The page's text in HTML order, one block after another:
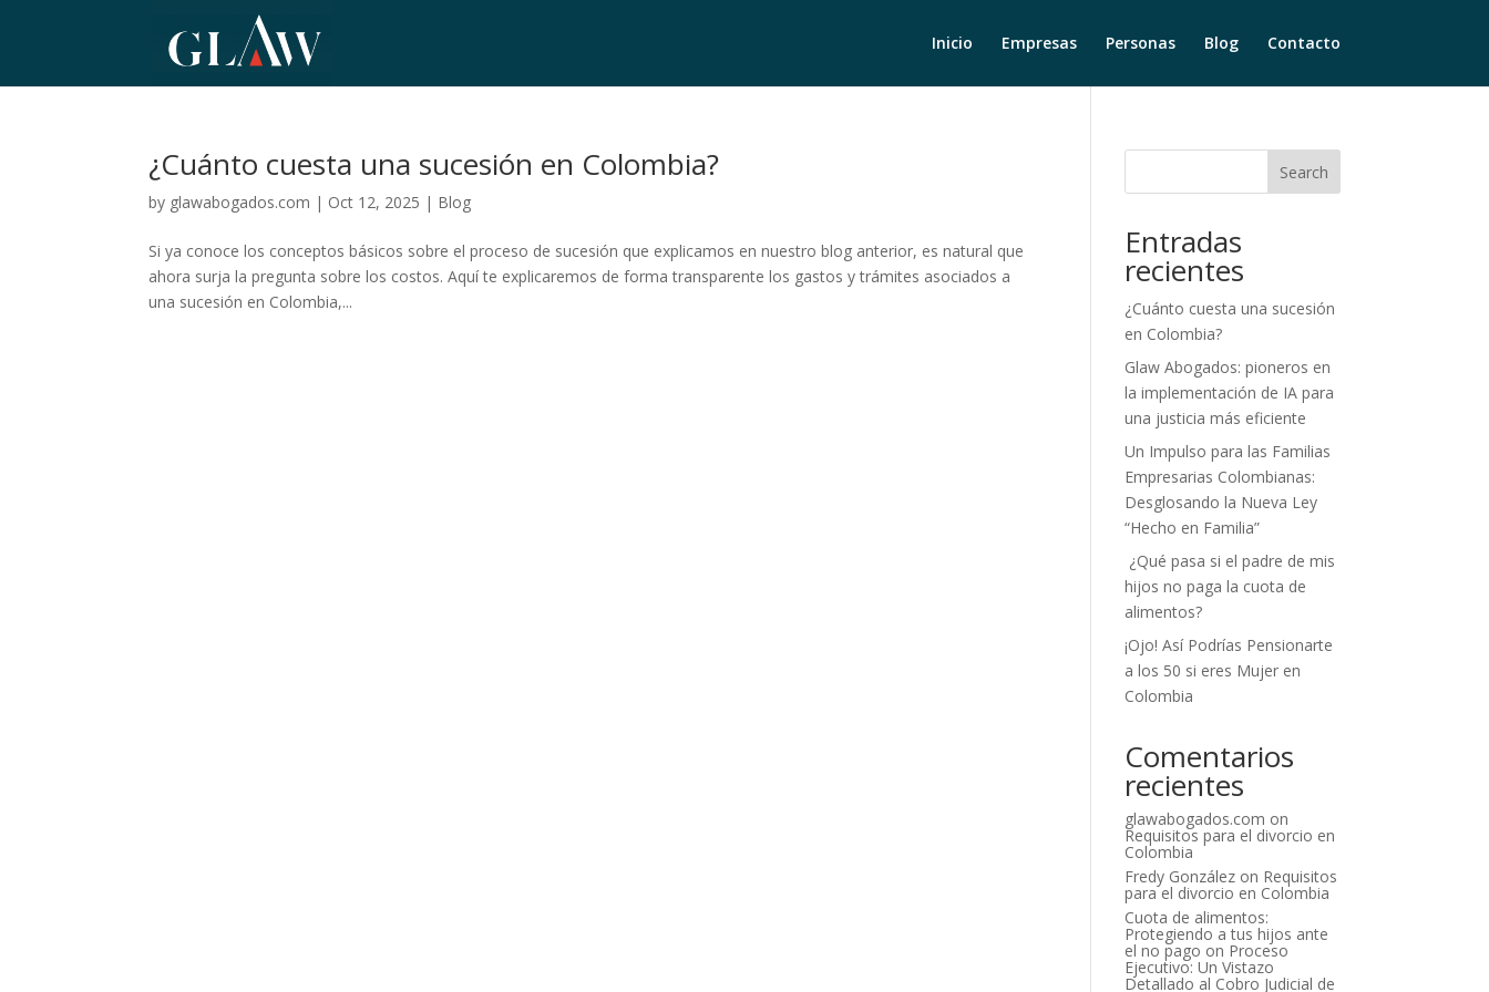
Inicio Empresas Personas Blog Contacto
¿Cuánto cuesta una sucesión en Colombia?
by glawabogados.com | Oct 12, 2025 | Blog
Si ya conoce los conceptos básicos sobre el proceso de sucesión que explicamos en nuestro blog anterior, es natural que
ahora surja la pregunta sobre los costos. Aquí te explicaremos de forma transparente los gastos y trámites asociados a
una sucesión en Colombia,...
Search
Entradas
recientes
¿Cuánto cuesta una sucesión
en Colombia?
Glaw Abogados: pioneros en
la implementación de IA para
una justicia más eficiente
Un Impulso para las Familias
Empresarias Colombianas:
Desglosando la Nueva Ley
“Hecho en Familia”
¿Qué pasa si el padre de mis
hijos no paga la cuota de
alimentos?
¡Ojo! Así Podrías Pensionarte
a los 50 si eres Mujer en
Colombia
Comentarios
recientes
glawabogados.com on
Requisitos para el divorcio en
Colombia
Fredy González on Requisitos
para el divorcio en Colombia
Cuota de alimentos:
Protegiendo a tus hijos ante
el no pago on Proceso
Ejecutivo: Un Vistazo
Detallado al Cobro Judicial de